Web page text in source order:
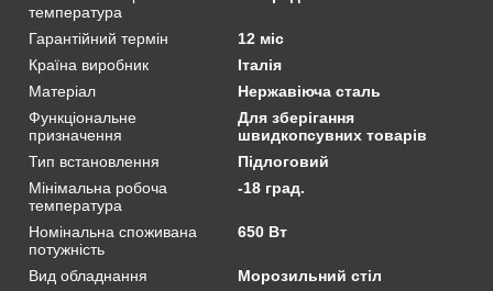
температура
Гарантійний термін
12 міс
Країна виробник
Італія
Матеріал
Нержавіюча сталь
Функціональне
призначення
Для зберігання
швидкопсувних товарів
Тип встановлення
Підлоговий
Мінімальна робоча
температура
-18 град.
Номінальна споживана
потужність
650 Вт
Вид обладнання
Морозильний стіл